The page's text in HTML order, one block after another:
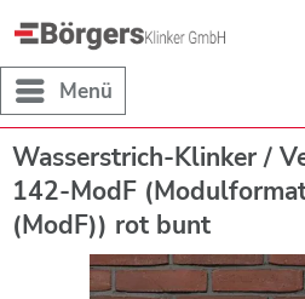
Menü
Wasserstrich-Klinker /
142-ModF
(ModF)) rot bunt